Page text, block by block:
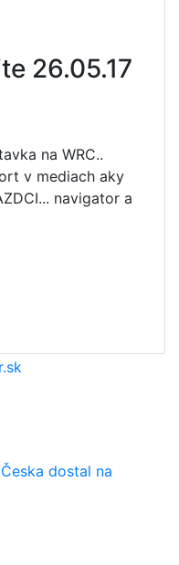
26.05.17
na WRC..
v mediach aky
navigator a
dostal na